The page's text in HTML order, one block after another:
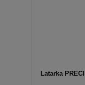
Latarka